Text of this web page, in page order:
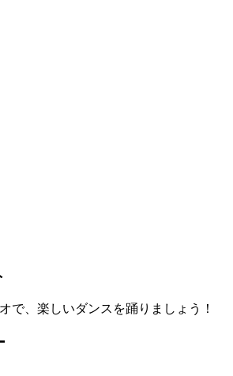
で、楽しいダンスを踊りましょう！